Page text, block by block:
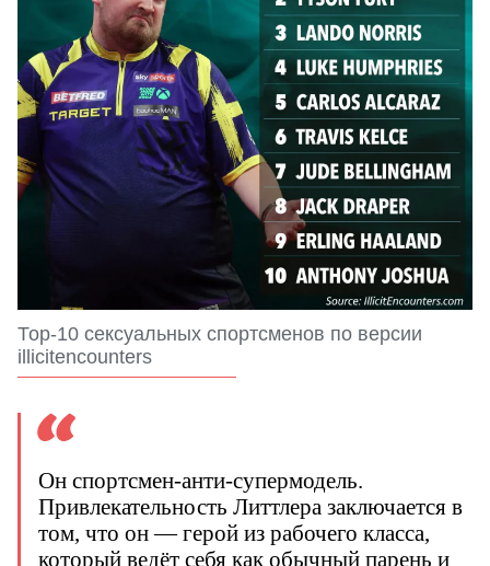
Тор-10 сексуальных спортсменов по версии
illicitencounters
Он спортсмен-анти-супермодель.
Привлекательность Литтлера заключается в
том, что он — герой из рабочего класса,
который ведёт себя как обычный парень и